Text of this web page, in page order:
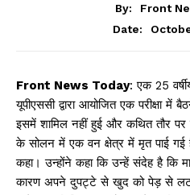
By:
Front
Date:
Front News Today: एक 25
यूपीएससी द्वारा आयोजित एक परीक्षा
इसमें शामिल नहीं हुई और कथित तौर
के सोलन में एक वन क्षेत्र में मृत पाई
कहा। उन्होंने कहा कि उन्हें संदेह है कि
कारण अपने दुपट्टे से खुद को पेड़ से